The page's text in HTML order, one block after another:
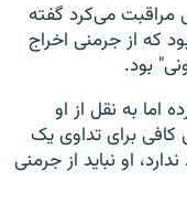
مراقبت می‌کرد گفته
که از جرمنی اخراج
بود.
اما به نقل از او
برای تداوی یک
او نباید از جرمنی